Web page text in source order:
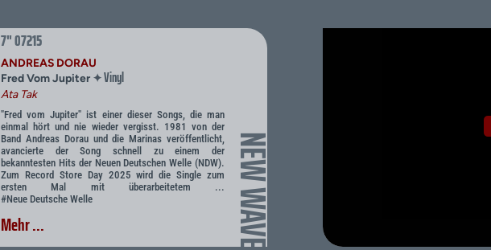
7" 07215
NEW WAVE
ANDREAS DORAU
Fred Vom Jupiter ✦Vinyl
Ata Tak
"Fred vom Jupiter" ist einer dieser Songs, die man
einmal hört und nie wieder vergisst. 1981 von der
Band Andreas Dorau und die Marinas veröffentlicht,
avancierte der Song schnell zu einem der
bekanntesten Hits der Neuen Deutschen Welle (NDW).
Zum Record Store Day 2025 wird die Single zum
ersten Mal mit überarbeitetem ...
#Neue Deutsche Welle
Mehr ...